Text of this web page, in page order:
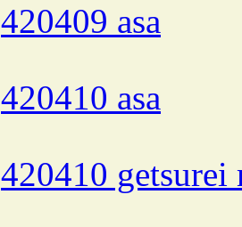
420409 asa
420410 asa
420410 getsurei